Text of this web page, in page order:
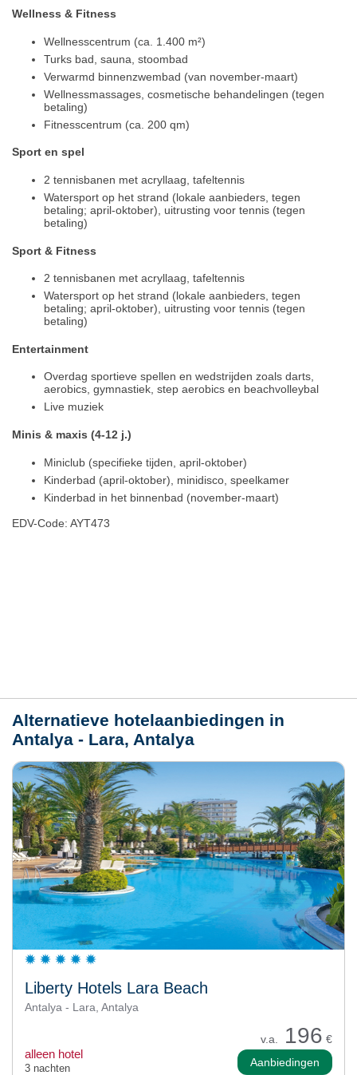
Wellness & Fitness
Wellnesscentrum (ca. 1.400 m²)
Turks bad, sauna, stoombad
Verwarmd binnenzwembad (van november-maart)
Wellnessmassages, cosmetische behandelingen (tegen
betaling)
Fitnesscentrum (ca. 200 qm)
Sport en spel
2 tennisbanen met acryllaag, tafeltennis
Watersport op het strand (lokale aanbieders, tegen
betaling; april-oktober), uitrusting voor tennis (tegen
betaling)
Sport & Fitness
2 tennisbanen met acryllaag, tafeltennis
Watersport op het strand (lokale aanbieders, tegen
betaling; april-oktober), uitrusting voor tennis (tegen
betaling)
Entertainment
Overdag sportieve spellen en wedstrijden zoals darts,
aerobics, gymnastiek, step aerobics en beachvolleybal
Live muziek
Minis & maxis (4-12 j.)
Miniclub (specifieke tijden, april-oktober)
Kinderbad (april-oktober), minidisco, speelkamer
Kinderbad in het binnenbad (november-maart)
EDV-Code: AYT473
Alternatieve hotelaanbiedingen in
Antalya - Lara, Antalya
Liberty Hotels Lara Beach
Antalya - Lara, Antalya
v.a. 196 €
alleen hotel
3 nachten Aanbiedingen